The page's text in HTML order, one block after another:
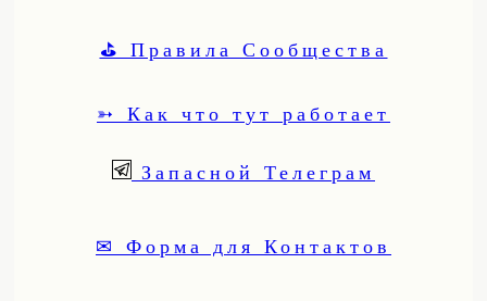
⛳ Правила Сообщества
➳ Как что тут работает
Запасной Телеграм
✉ Форма для Контактов